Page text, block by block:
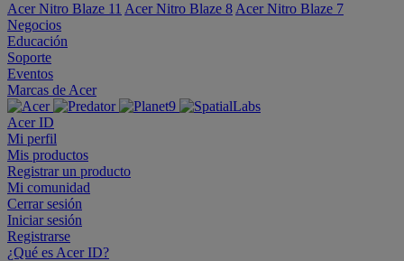
Acer Nitro Blaze 11 Acer Nitro Blaze 8 Acer Nitro Blaze 7
Negocios
Educación
Soporte
Eventos
Marcas de Acer
Acer ID
Mi perfil
Mis productos
Registrar un producto
Mi comunidad
Cerrar sesión
Iniciar sesión
Registrarse
¿Qué es Acer ID?